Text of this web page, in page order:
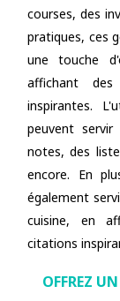
courses, des
pratiques, ces
une touche
affichant
inspirantes.
peuvent
notes, des
encore. En
également
cuisine, en
citations
OFFREZ